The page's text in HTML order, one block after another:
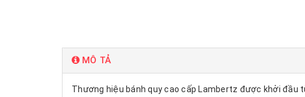
MÔ TẢ
Thương hiệu bánh quy cao cấp Lambertz được khởi đầu